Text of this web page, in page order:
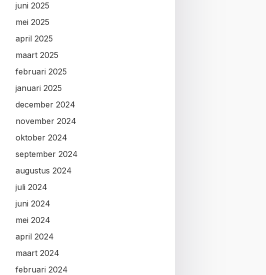
juni 2025
mei 2025
april 2025
maart 2025
februari 2025
januari 2025
december 2024
november 2024
oktober 2024
september 2024
augustus 2024
juli 2024
juni 2024
mei 2024
april 2024
maart 2024
februari 2024